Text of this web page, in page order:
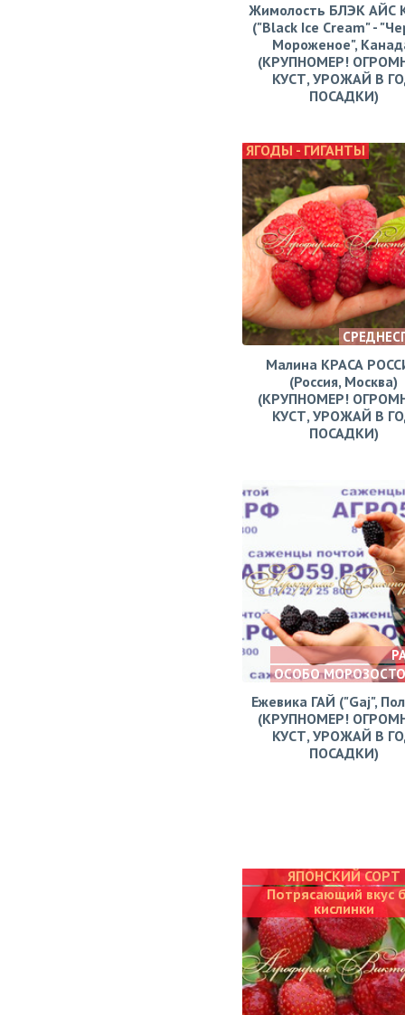
Жимолость БЛЭК АЙС
("Black Ice Cream" -
Мороженое",
(КРУПНОМЕР!
КУСТ, УРОЖАЙ В
ПОСАДКИ)
ЯГОДЫ - ГИГАНТЫ
Малина КРАСА
(Россия, Москва)
(КРУПНОМЕР!
КУСТ, УРОЖАЙ В
ПОСАДКИ)
ОСОБО
Ежевика ГАЙ ("Gaj",
(КРУПНОМЕР!
КУСТ, УРОЖАЙ В
ПОСАДКИ)
ЯПОНСКИЙ СОРТ
Потрясающий вкус
кислинки